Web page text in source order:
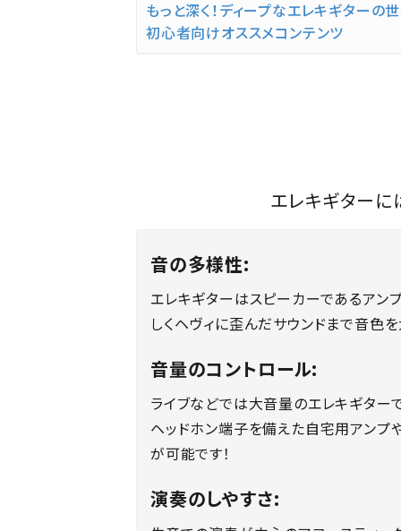
もっと深く！ディープなエレキギターの
初心者向けオススメコンテンツ
エレキギターに
音の多様性:
エレキギターはスピーカーであるアン
しくヘヴィに歪んだサウンドまで音色
音量のコントロール:
ライブなどでは大音量のエレキギター
ヘッドホン端子を備えた自宅用アンプ
が可能です！
演奏のしやすさ: